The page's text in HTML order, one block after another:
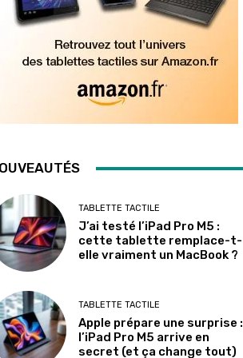
TABLETTE TACTILE
J’ai testé l’iPad Pro M5 :
cette tablette remplace-t-
elle vraiment un MacBook ?
TABLETTE TACTILE
Apple prépare une surprise :
l’iPad Pro M5 arrive en
secret (et ça change tout)